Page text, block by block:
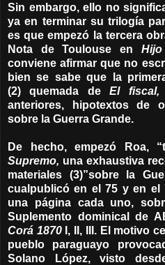
Sin embargo, ello no
ya en terminar su trilogía
es que empezó la tercera
Nota de Toulouse en
conviene afirmar que no
bien se sabe que la
(2) quemada deEl
anteriores, hipotextos de
sobre la Guerra Grande.
De hecho, empezó Roa,
Supremo, una exhaustiva
materiales (3)”sobre la
cualpublicó en el 75 y en el
una página cada uno,
Suplemento dominical de
Corá 1870 I, II, III. El motivo
pueblo paraguayo
Solano López, visto